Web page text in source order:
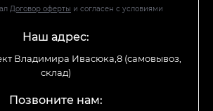
Договор оферты и согласен с условиями
Наш адрес:
Владимира Ивасюка,8 (самовывоз,
склад)
Позвоните нам: